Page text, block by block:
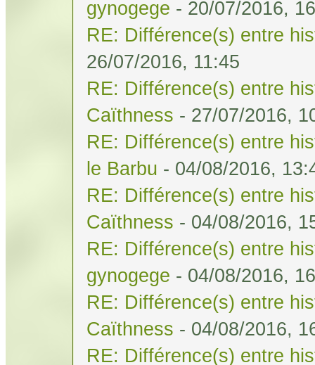
gynogege - 20/07/2016,
RE: Différence(s) entre
26/07/2016, 11:45
RE: Différence(s) entre
Caïthness - 27/07/2016,
RE: Différence(s) entre
le Barbu - 04/08/2016,
RE: Différence(s) entre
Caïthness - 04/08/2016,
RE: Différence(s) entre
gynogege - 04/08/2016,
RE: Différence(s) entre
Caïthness - 04/08/2016,
RE: Différence(s) entre